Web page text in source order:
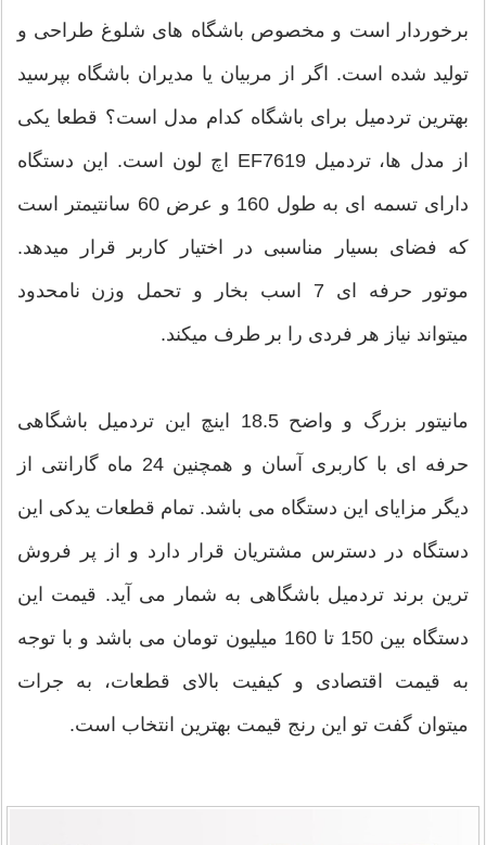
برخوردار است و مخصوص باشگاه های شلوغ طراحی و
تولید شده است. اگر از مربیان یا مدیران باشگاه بپرسید
بهترین تردمیل برای باشگاه کدام مدل است؟ قطعا یکی
از مدل ها، تردمیل EF7619 اچ لون است. این دستگاه
دارای تسمه ای به طول 160 و عرض 60 سانتیمتر است
که فضای بسیار مناسبی در اختیار کاربر قرار میدهد.
موتور حرفه ای 7 اسب بخار و تحمل وزن نامحدود
میتواند نیاز هر فردی را بر طرف میکند.
مانیتور بزرگ و واضح 18.5 اینچ این تردمیل باشگاهی
حرفه ای با کاربری آسان و همچنین 24 ماه گارانتی از
دیگر مزایای این دستگاه می باشد. تمام قطعات یدکی این
دستگاه در دسترس مشتریان قرار دارد و از پر فروش
ترین برند تردمیل باشگاهی به شمار می آید. قیمت این
دستگاه بین 150 تا 160 میلیون تومان می باشد و با توجه
به قیمت اقتصادی و کیفیت بالای قطعات، به جرات
میتوان گفت تو این رنج قیمت بهترین انتخاب است.